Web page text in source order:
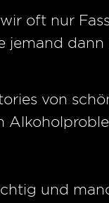
oft nur
von
und